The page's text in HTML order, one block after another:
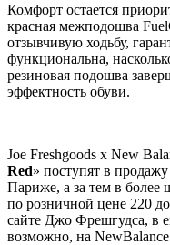
Комфорт остается
красная межподошва
отзывчивую ходьбу,
функциональна,
резиновая подошва
эффектность обуви.
Joe Freshgoods x New
Red» поступят в
Париже, а за тем в более
по розничной цене 220
сайте Джо Фрешгудса, в
возможно, на